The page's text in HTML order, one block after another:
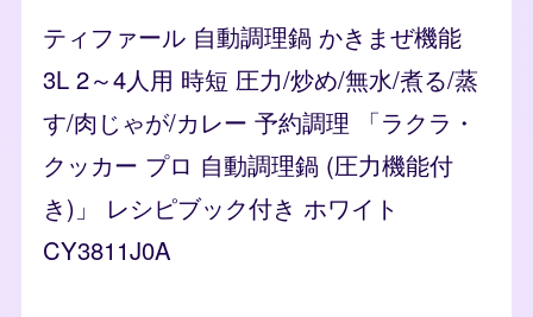
ティファール 自動調理鍋 かきまぜ機能
3L 2～4人用 時短 圧力/炒め/無水/煮る/蒸
す/肉じゃが/カレー 予約調理 「ラクラ・
クッカー プロ 自動調理鍋 (圧力機能付
き)」 レシピブック付き ホワイト
CY3811J0A